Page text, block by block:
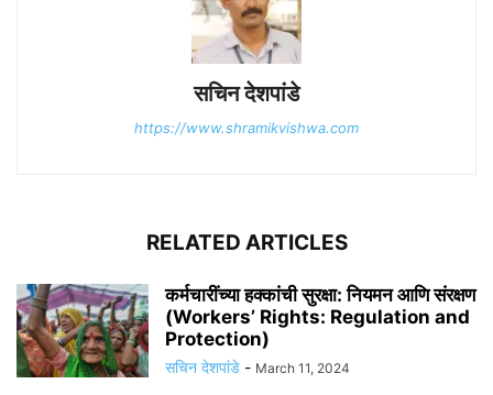
सचिन देशपांडे
https://www.shramikvishwa.com
RELATED ARTICLES
कर्मचारींच्या हक्कांची सुरक्षा: नियमन आणि संरक्षण
(Workers’ Rights: Regulation and
Protection)
सचिन देशपांडे - March 11, 2024